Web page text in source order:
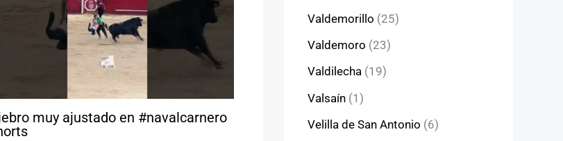
muy ajustado en #navalcarnero
Valdemorillo (25)
Valdemoro (23)
Valdilecha (19)
Valsaín (1)
Velilla de San Antonio (6)